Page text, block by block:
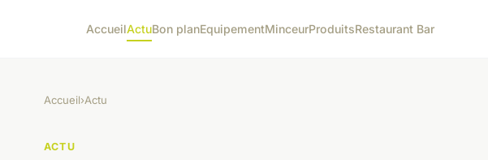
AccueilActuBon planEquipementMinceurProduitsRestaurant Bar
Accueil›Actu
ACTU